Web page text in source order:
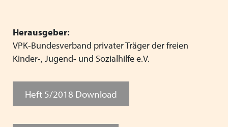
Herausgeber:
VPK-Bundesverband privater Träger der freien
Kinder-, Jugend- und Sozialhilfe e.V.
Heft 5/2018 Download